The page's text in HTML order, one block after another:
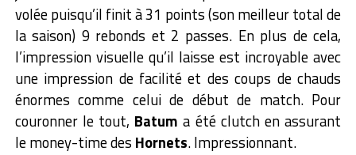
volée puisqu’il finit à 31 points (son meilleur total de
la saison) 9 rebonds et 2 passes. En plus de cela,
l’impression visuelle qu’il laisse est incroyable avec
une impression de facilité et des coups de chauds
énormes comme celui de début de match. Pour
couronner le tout, Batum a été clutch en assurant
le money-time des Hornets. Impressionnant.